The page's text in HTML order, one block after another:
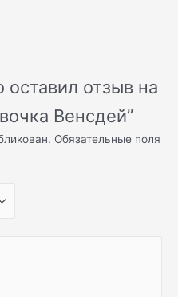
оставил отзыв на
Венсдей”
Обязательные поля